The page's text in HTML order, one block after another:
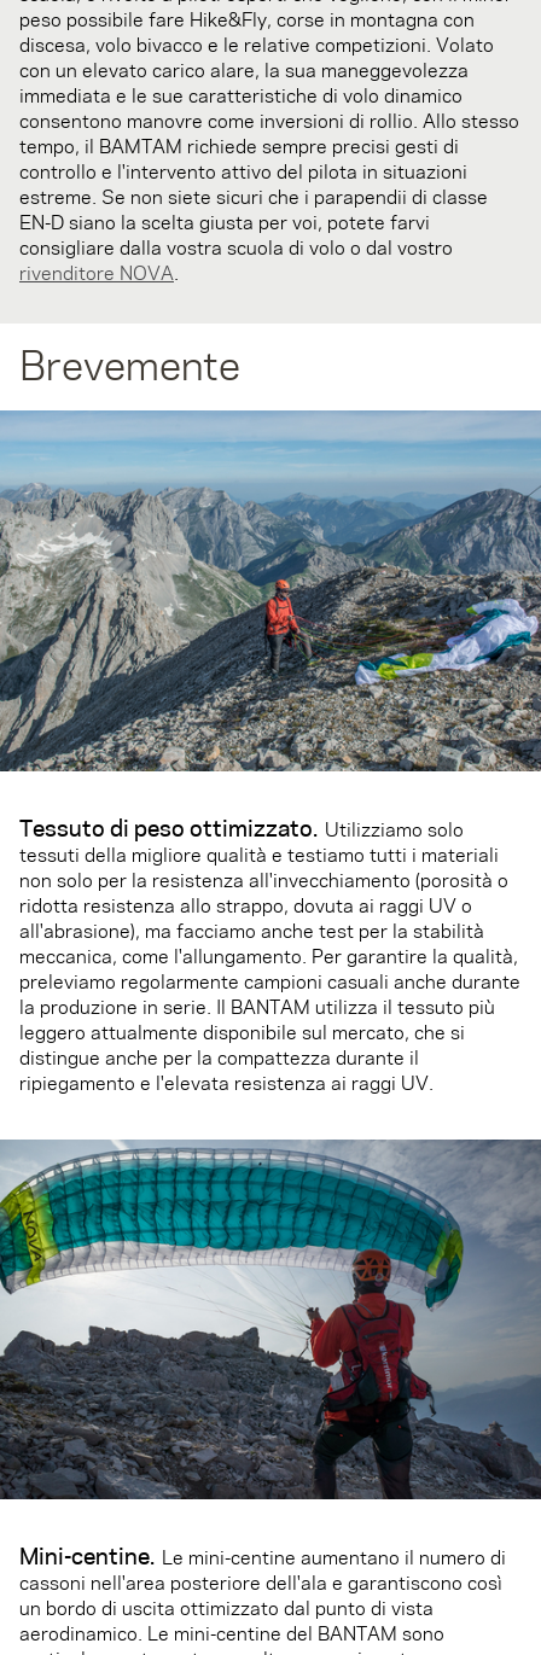
peso possibile fare Hike&Fly, corse in montagna con
discesa, volo bivacco e le relative competizioni. Volato
con un elevato carico alare, la sua maneggevolezza
immediata e le sue caratteristiche di volo dinamico
consentono manovre come inversioni di rollio. Allo stesso
tempo, il BAMTAM richiede sempre precisi gesti di
controllo e l'intervento attivo del pilota in situazioni
estreme. Se non siete sicuri che i parapendii di classe
EN-D siano la scelta giusta per voi, potete farvi
consigliare dalla vostra scuola di volo o dal vostro
rivenditore NOVA.
Brevemente
Tessuto di peso ottimizzato. Utilizziamo solo
tessuti della migliore qualità e testiamo tutti i materiali
non solo per la resistenza all'invecchiamento (porosità o
ridotta resistenza allo strappo, dovuta ai raggi UV o
all'abrasione), ma facciamo anche test per la stabilità
meccanica, come l'allungamento. Per garantire la qualità,
preleviamo regolarmente campioni casuali anche durante
la produzione in serie. Il BANTAM utilizza il tessuto più
leggero attualmente disponibile sul mercato, che si
distingue anche per la compattezza durante il
ripiegamento e l'elevata resistenza ai raggi UV.
Mini-centine. Le mini-centine aumentano il numero di
cassoni nell'area posteriore dell'ala e garantiscono così
un bordo di uscita ottimizzato dal punto di vista
aerodinamico. Le mini-centine del BANTAM sono